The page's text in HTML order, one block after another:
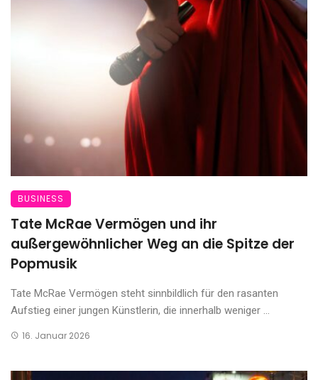
BUSINESS
Tate McRae Vermögen und ihr
außergewöhnlicher Weg an die Spitze der
Popmusik
Tate McRae Vermögen steht sinnbildlich für den rasanten
Aufstieg einer jungen Künstlerin, die innerhalb weniger ...
16. Januar 2026